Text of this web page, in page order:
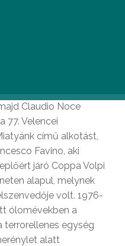
Claudio Noce
77. Velencei
című alkotást,
Favino, aki
járó Coppa Volpi
alapul, melynek
volt. 1976-
ólomévekben a
terrorellenes egység
alatt